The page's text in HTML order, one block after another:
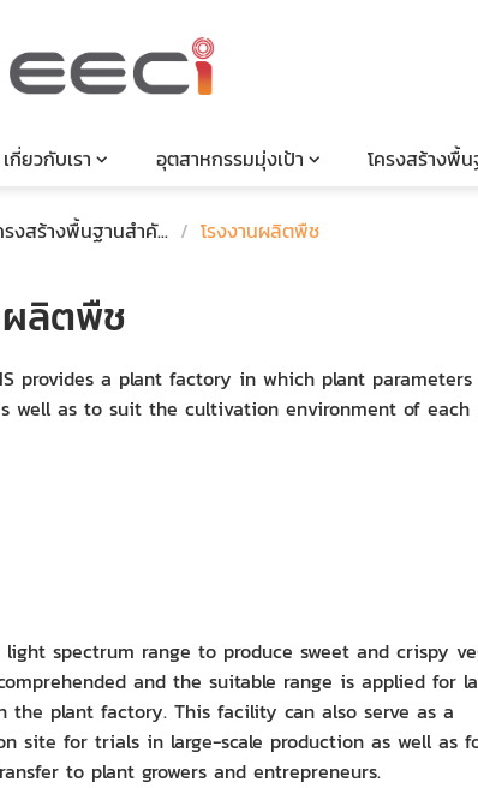
เกี่ยวกับเรา อุตสาหกรรมมุ่งเป้า โครงสร้างพื้
รงสร้างพื้นฐานสำคั... / โรงงานผลิตพืช
ผลิตพืช
provides a plant factory in which plant
well as to suit the cultivation environment of each
light spectrum range to produce sweet and crispy
and the suitable range is applied for
the plant factory. This facility can also serve as a
site for trials in large-scale production as well as
to plant growers and entrepreneurs.